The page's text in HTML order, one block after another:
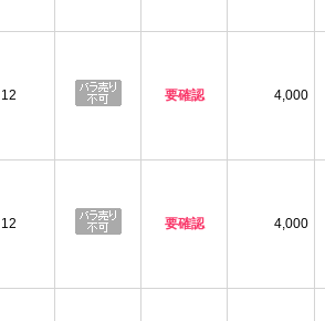
要確認 4,000
要確認 4,000